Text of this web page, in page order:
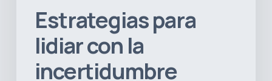
Estrategias para
lidiar con la
incertidumbre